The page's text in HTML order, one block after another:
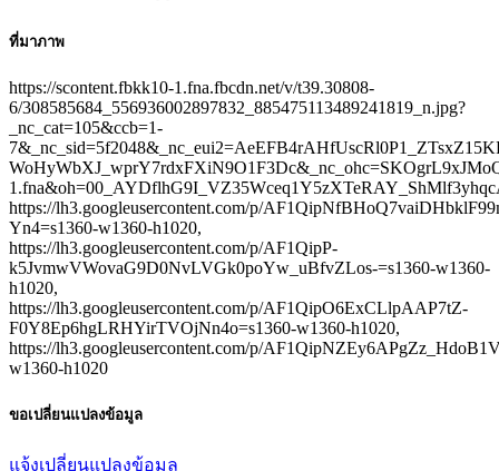
ที่มาภาพ
https://scontent.fbkk10-1.fna.fbcdn.net/v/t39.30808-
6/308585684_556936002897832_885475113489241819_n.jpg?
_nc_cat=105&ccb=1-
https://lh3.googleusercontent.com/p/
Yn4=s1360-w1360-h1020,
https://lh3.googleusercontent.com/p/AF1QipP-
k5JvmwVWovaG9D0NvLVGk0poYw_uBfvZLos-=s1360-w1360-
h1020,
https://lh3.googleusercontent.com/p/AF1QipO6ExCLlpAAP7tZ-
F0Y8Ep6hgLRHYirTVOjNn4o=s1360-w1360-h1020,
https://lh3.googleusercontent.com/p/
w1360-h1020
ขอเปลี่ยนแปลงข้อมูล
แจ้งเปลี่ยนแปลงข้อมูล